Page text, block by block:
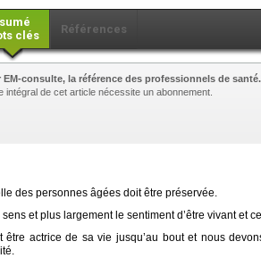
clés
Références
EM-consulte, la référence des professionnels de santé.
intégral de cet article nécessite un abonnement.
des personnes âgées doit être préservée.
et plus largement le sentiment d’être vivant et
être actrice de sa vie jusqu’au bout et nous